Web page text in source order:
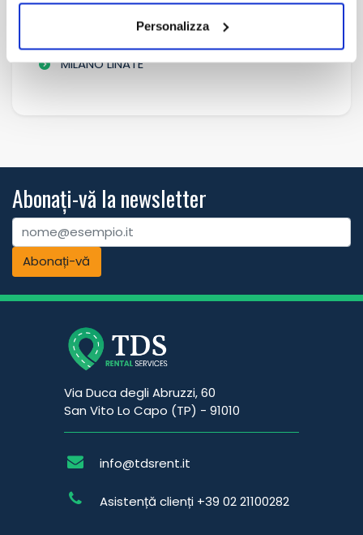
Personalizza
MILANO LINATE
Abonați-vă la newsletter
Abonați-vă
Via Duca degli Abruzzi, 60
San Vito Lo Capo (TP) - 91010
info@tdsrent.it
Asistență clienți +39 02 21100282